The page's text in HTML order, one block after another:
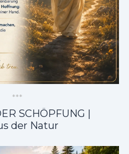
***
SCHÖPFUNG |
der Natur